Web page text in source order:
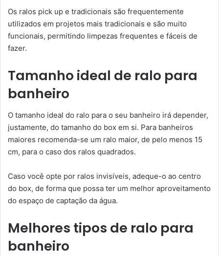
Os ralos pick up e tradicionais são frequentemente
utilizados em projetos mais tradicionais e são muito
funcionais, permitindo limpezas frequentes e fáceis de
fazer.
Tamanho ideal de ralo para
banheiro
O tamanho ideal do ralo para o seu banheiro irá depender,
justamente, do tamanho do box em si. Para banheiros
maiores recomenda-se um ralo maior, de pelo menos 15
cm, para o caso dos ralos quadrados.
Caso você opte por ralos invisíveis, adeque-o ao centro
do box, de forma que possa ter um melhor aproveitamento
do espaço de captação da água.
Melhores tipos de ralo para
banheiro